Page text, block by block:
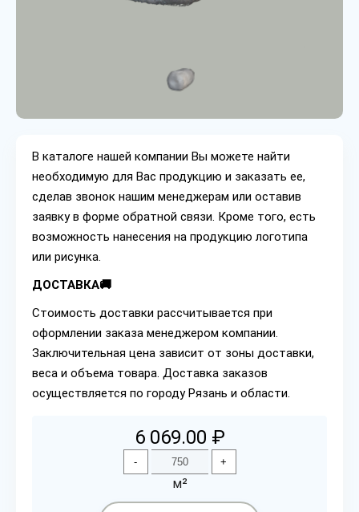
В каталоге нашей компании Вы можете найти
необходимую для Вас продукцию и заказать ее,
сделав звонок нашим менеджерам или оставив
заявку в форме обратной связи. Кроме того, есть
возможность нанесения на продукцию логотипа
или рисунка.
ДОСТАВКА🚚
Стоимость доставки рассчитывается при
оформлении заказа менеджером компании.
Заключительная цена зависит от зоны доставки,
веса и объема товара. Доставка заказов
осуществляется по городу Рязань и области.
6 069.00 ₽
- +
м²